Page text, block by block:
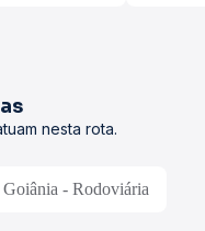
nesta rota.
Goiânia - Rodoviária